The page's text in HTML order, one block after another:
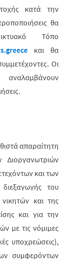
κατά την
θα
Τόπο
και θα
Οι
αναλαμβάνουν
απαραίτητη
και των
του
και της
και για την
με τις νόμιμες
υποχρεώσεις),
συμφερόντων